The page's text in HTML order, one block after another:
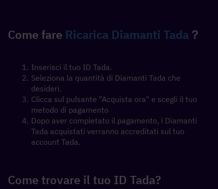
Come fare Ricarica Diamanti Tada？
Inserisci il tuo ID Tada.
Seleziona la quantità di Diamanti Tada che
desideri.
Clicca sul pulsante "Acquista ora" e scegli il tuo
metodo di pagamento
Dopo aver completato il pagamento, i Diamanti
Tada acquistati verranno accreditati sul tuo
account Tada.
Come trovare il tuo ID Tada?